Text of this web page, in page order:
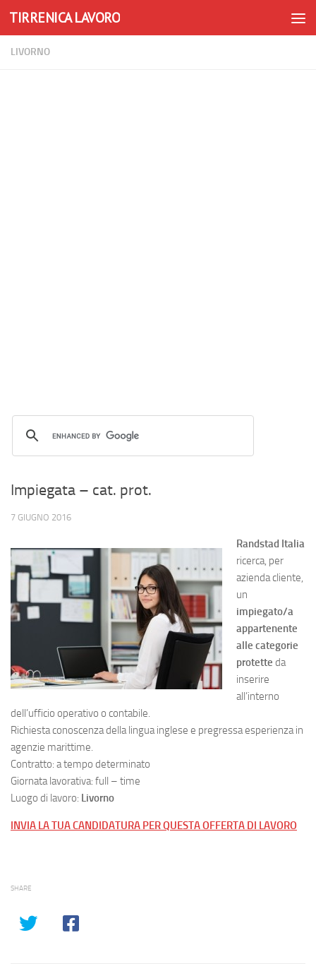
Skip to content
TIRRENICA LAVORO
LIVORNO
Impiegata – cat. prot.
7 GIUGNO 2016
Randstad Italia
ricerca, per
azienda cliente,
un
impiegato/a
appartenente
alle categorie
protette da
inserire
all’interno
dell’ufficio operativo o contabile.
Richiesta conoscenza della lingua inglese e pregressa esperienza in
agenzie marittime.
Contratto: a tempo determinato
Giornata lavorativa: full – time
Luogo di lavoro: Livorno
INVIA LA TUA CANDIDATURA PER QUESTA OFFERTA DI LAVORO
SHARE